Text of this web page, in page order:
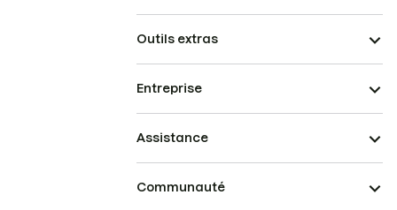
Outils extras
Entreprise
Assistance
Communauté